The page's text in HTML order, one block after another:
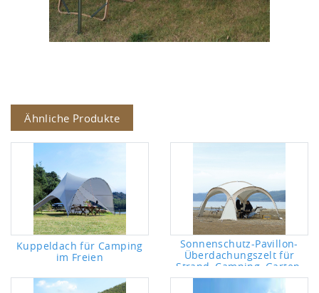
Ähnliche Produkte
Kuppeldach für Camping
im Freien
Sonnenschutz-Pavillon-
Überdachungszelt für
Strand, Camping, Garten,
Picknicks